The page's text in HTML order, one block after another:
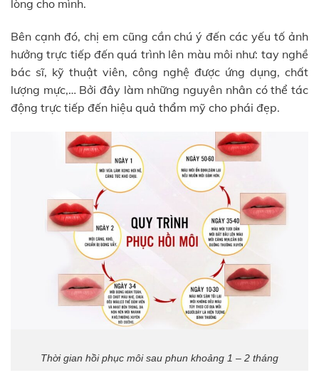
lòng cho mình.
Bên cạnh đó, chị em cũng cần chú ý đến các yếu tố ảnh
hưởng trực tiếp đến quá trình lên màu môi như: tay nghề
bác sĩ, kỹ thuật viên, công nghệ được ứng dụng, chất
lượng mực,… Bởi đây làm những nguyên nhân có thể tác
động trực tiếp đến hiệu quả thẩm mỹ cho phái đẹp.
Thời gian hồi phục môi sau phun khoảng 1 – 2 tháng